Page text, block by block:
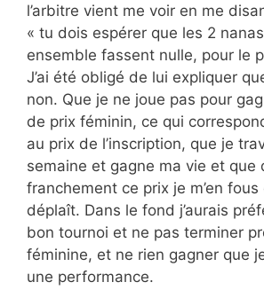
l’arbitre vient me voir en me
« tu dois espérer que les 2
ensemble fassent nulle, pour le
J’ai été obligé de lui expliquer
non. Que je ne joue pas pour
de prix féminin, ce qui
au prix de l’inscription, que je
semaine et gagne ma vie et que
franchement ce prix je m’en
déplaît. Dans le fond j’aurais
bon tournoi et ne pas terminer
féminine, et ne rien gagner que
une performance.